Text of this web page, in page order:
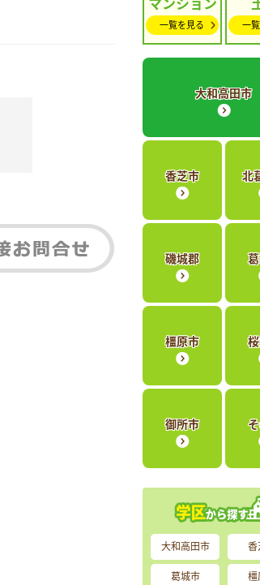
マンション
一覧を見る 一
大和高田市
香芝市 北
磯城郡
橿原市
御所市
大和高田市 香
葛城市 橿